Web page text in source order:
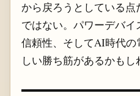
から戻ろうとしている
ではない。パワーデバイ
信頼性、そしてAI時代
しい勝ち筋があるかもし